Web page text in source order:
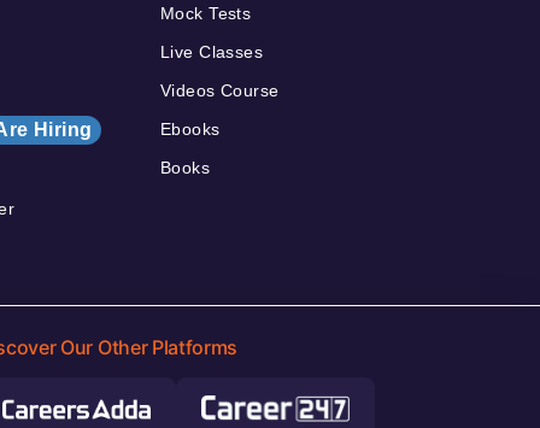
Hiring
Mock Tests
Live Classes
Videos Course
Ebooks
Books
Our Other Platforms